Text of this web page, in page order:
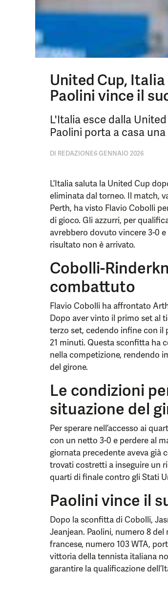
United Cup,
Paolini vince il
L'Italia esce dalla
Paolini porta a casa
DI REDAZIONE6 GENNAIO 2026
L’Italia saluta la United Cup
eliminata dal torneo. Il match,
Perth, ha visto Flavio Cobolli
di gioco. Gli azzurri, per
avrebbero dovuto vincere 3-0
risultato non è arrivato.
Cobolli-
combattuto
Flavio Cobolli ha affrontato
Dopo aver vinto il primo set al
terzo set, cedendo infine con il
21 minuti. Questa sconfitta ha
nella competizione, rendendo
del girone.
Le condizioni
situazione del
Per sperare nell’accesso ai
con un netto 3-0 e perdere al
giornata precedente aveva già
trovati costretti a inseguire un
quarti di finale contro gli Stati
Paolini vince il
Dopo la sconfitta di Cobolli,
Jeanjean. Paolini, numero 8
francese, numero 103 WTA,
vittoria della tennista italiana
garantire la qualificazione